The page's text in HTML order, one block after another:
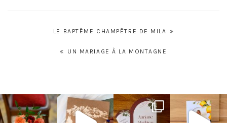
NavigationLE BAPTÊME CHAMPÊTRE DE MILA
UN MARIAGE À LA MONTAGNE